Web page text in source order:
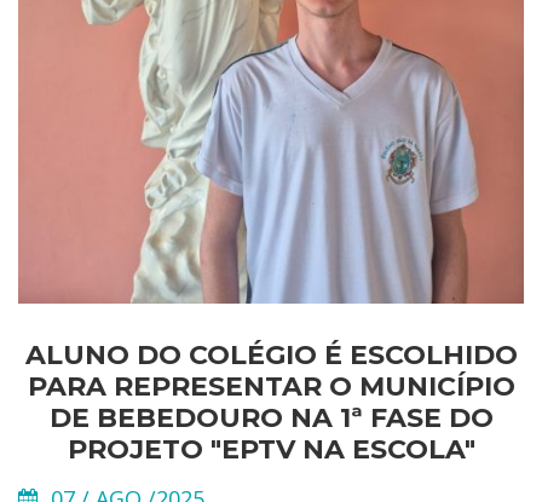
ALUNO DO COLÉGIO É ESCOLHIDO
PARA REPRESENTAR O MUNICÍPIO
DE BEBEDOURO NA 1ª FASE DO
PROJETO "EPTV NA ESCOLA"